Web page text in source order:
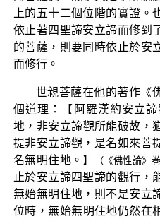
上的五十二個位階的實證。
依止著四聖諦安立諦而修到
的菩薩，則要同時依止於安
而修行。
世親菩薩在他的著作《
個道理：【阿羅漢約安立
地，非安立諦觀所能破故
提非安立諦觀，是名如來菩
名無明住地。】
（《佛性論》巻
止於安立諦四聖諦的觀行，
無始無明住地，則不是安立
位時，無始無明住地仍然